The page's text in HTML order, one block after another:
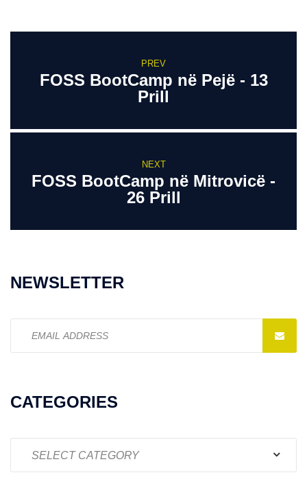
PREV
FOSS BootCamp në Pejë - 13
Prill
NEXT
FOSS BootCamp në Mitrovicë -
26 Prill
NEWSLETTER
address:
CATEGORIES